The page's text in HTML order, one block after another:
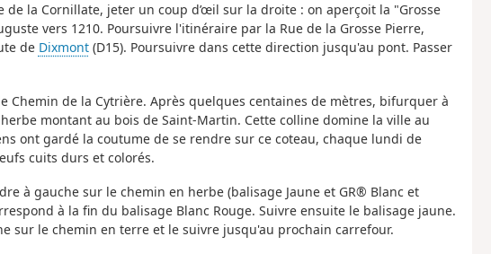
la Cornillate, jeter un coup d’œil sur la droite : on aperçoit la "Grosse
vers 1210. Poursuivre l'itinéraire par la Rue de la Grosse Pierre,
de Dixmont(D15). Poursuivre dans cette direction jusqu'au pont. Passer
Chemin de la Cytrière. Après quelques centaines de mètres, bifurquer à
montant au bois de Saint-Martin. Cette colline domine la ville au
ont gardé la coutume de se rendre sur ce coteau, chaque lundi de
cuits durs et colorés.
à gauche sur le chemin en herbe (balisage Jaune et GR® Blanc et
à la fin du balisage Blanc Rouge. Suivre ensuite le balisage jaune.
sur le chemin en terre et le suivre jusqu'au prochain carrefour.